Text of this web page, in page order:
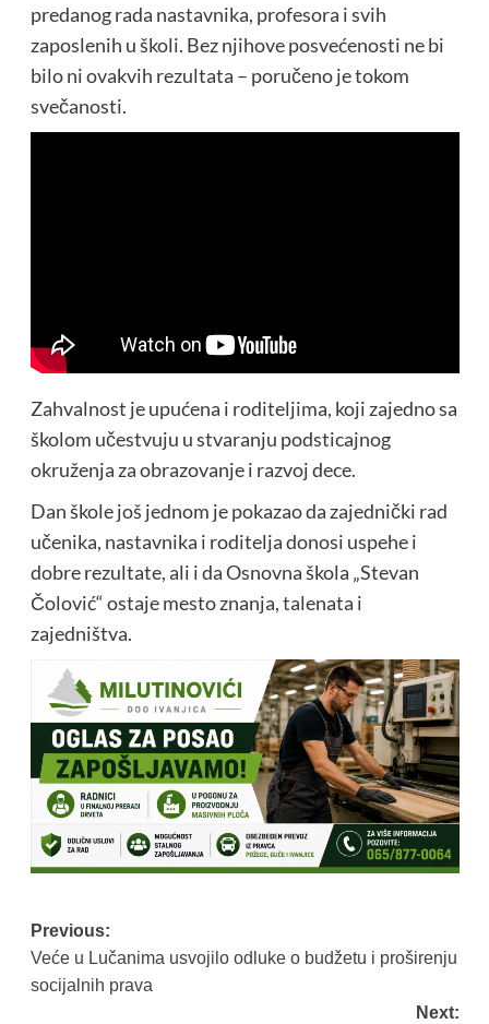
predanog rada nastavnika, profesora i svih
zaposlenih u školi. Bez njihove posvećenosti ne bi
bilo ni ovakvih rezultata – poručeno je tokom
svečanosti.
Zahvalnost je upućena i roditeljima, koji zajedno sa
školom učestvuju u stvaranju podsticajnog
okruženja za obrazovanje i razvoj dece.
Dan škole još jednom je pokazao da zajednički rad
učenika, nastavnika i roditelja donosi uspehe i
dobre rezultate, ali i da Osnovna škola „Stevan
Čolović“ ostaje mesto znanja, talenata i
zajedništva.
Post
navigation
Previous:
Veće u Lučanima usvojilo odluke o budžetu i proširenju
socijalnih prava
Next: